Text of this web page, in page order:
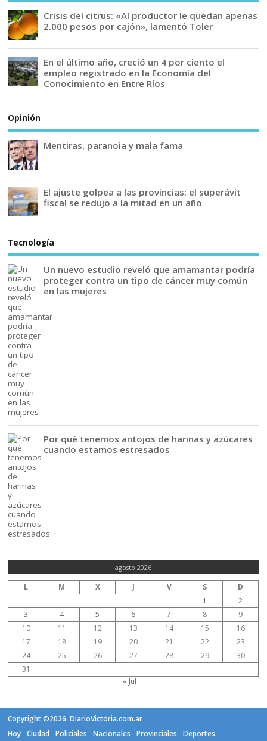
Crisis del citrus: «Al productor le quedan apenas
2.000 pesos por cajón», lamentó Toler
En el último año, creció un 4 por ciento el
empleo registrado en la Economía del
Conocimiento en Entre Ríos
Opinión
Mentiras, paranoia y mala fama
El ajuste golpea a las provincias: el superávit
fiscal se redujo a la mitad en un año
Tecnología
Un nuevo estudio reveló que amamantar podría
proteger contra un tipo de cáncer muy común
en las mujeres
Por qué tenemos antojos de harinas y azúcares
cuando estamos estresados
agosto 2026
L M X J V S
D
1
2
3
4 5 6 7 8
9
10
11 12 13 14 15
16
17
18 19 20 21 22
23
24
25 26 27 28 29
30
31
« Jul
Copyright ©2026. DiarioVictoria.com.ar
Hoy
Ciudad Policiales Nacionales Provinciales Deportes